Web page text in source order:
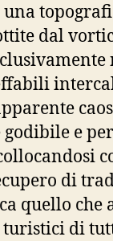
una
dal
e
di
quello che
di